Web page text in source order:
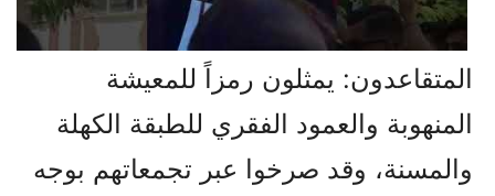
المتقاعدون: يمثلون رمزاً للمعيشة
المنهوبة والعمود الفقري للطبقة الكهلة
والمسنة، وقد صرخوا عبر تجمعاتهم بوجه